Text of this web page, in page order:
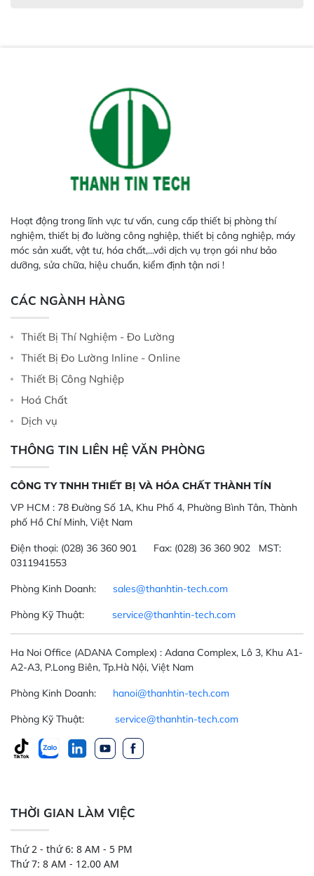
Hoạt động trong lĩnh vực tư vấn, cung cấp thiết bị phòng thí
nghiệm, thiết bị đo lường công nghiệp, thiết bị công nghiệp, máy
móc sản xuất, vật tư, hóa chất,...với dịch vụ trọn gói như bảo
dưỡng, sửa chữa, hiệu chuẩn, kiểm định tận nơi !
CÁC NGÀNH HÀNG
Thiết Bị Thí Nghiệm - Đo Lường
Thiết Bị Đo Lường Inline - Online
Thiết Bị Công Nghiệp
Hoá Chất
Dịch vụ
THÔNG TIN LIÊN HỆ VĂN PHÒNG
CÔNG TY TNHH THIẾT BỊ VÀ HÓA CHẤT THÀNH TÍN
VP HCM : 78 Đường Số 1A, Khu Phố 4, Phường Bình Tân, Thành
phố Hồ Chí Minh, Việt Nam
Điện thoại: (028) 36 360 901 Fax: (028) 36 360 902 MST:
0311941553
Phòng Kinh Doanh: sales@thanhtin-tech.com
Phòng Kỹ Thuật: service@thanhtin-tech.com
Ha Noi Office (ADANA Complex) : Adana Complex, Lô 3, Khu A1-
A2-A3, P.Long Biên, Tp.Hà Nội, Việt Nam
Phòng Kinh Doanh: hanoi@thanhtin-tech.com
Phòng Kỹ Thuật: service@thanhtin-tech.com
THỜI GIAN LÀM VIỆC
Thứ 2 - thứ 6: 8 AM - 5 PM
Thứ 7: 8 AM - 12.00 AM